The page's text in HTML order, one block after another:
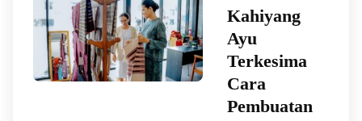
Kahiyang
Ayu
Terkesima
Cara
Pembuatan